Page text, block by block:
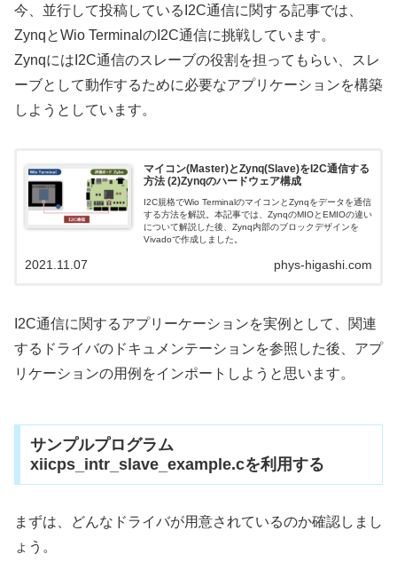
今、並行して投稿しているI2C通信に関する記事では、
ZynqとWio TerminalのI2C通信に挑戦しています。
ZynqにはI2C通信のスレーブの役割を担ってもらい、スレ
ーブとして動作するために必要なアプリケーションを構築
しようとしています。
マイコン(Master)とZynq(Slave)をI2C通信する
方法 (2)Zynqのハードウェア構成
I2C規格でWio TerminalのマイコンとZynqをデータを通信
する方法を解説。本記事では、ZynqのMIOとEMIOの違い
について解説した後、Zynq内部のブロックデザインを
Vivadoで作成しました。
phys-higashi.com
2021.11.07
I2C通信に関するアプリーケーションを実例として、関連
するドライバのドキュメンテーションを参照した後、アプ
リケーションの用例をインポートしようと思います。
サンプルプログラム
xiicps_intr_slave_example.cを利用する
まずは、どんなドライバが用意されているのか確認しまし
ょう。